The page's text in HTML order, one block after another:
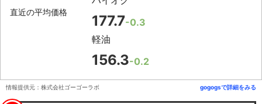
直近の平均価格 177.7-0.3
軽油
156.3-0.2
情報提供元：株式会社ゴーゴーラボ gogogsで詳細をみる